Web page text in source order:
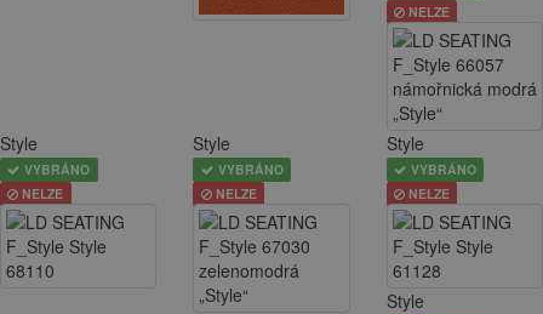
NELZE
Style
VYBRÁNO
NELZE
Style
VYBRÁNO
NELZE
Style
VYBRÁNO
NELZE
Style